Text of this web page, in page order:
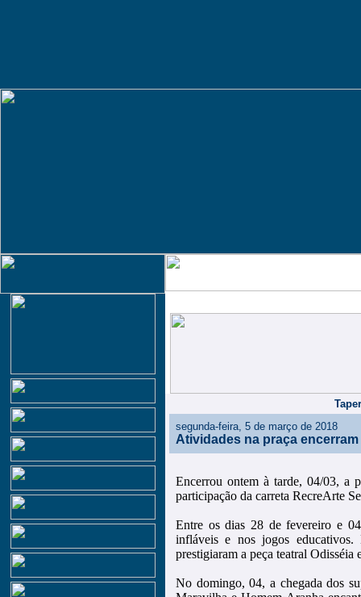
segunda-feira, 5 de março de 2018
Atividades na praça
Encerrou ontem à tarde, 04/03, a
participação da carreta RecreArte
Entre os dias 28 de fevereiro e
infláveis e nos jogos
prestigiaram a peça teatral Odisséia
No domingo, 04, a chegada dos